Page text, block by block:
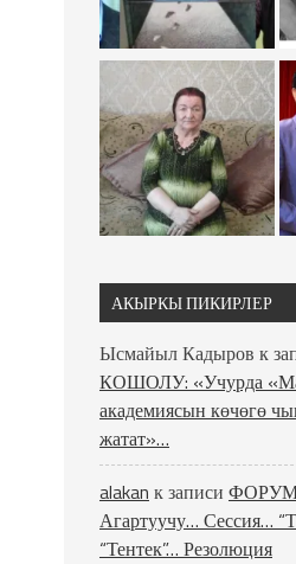
АКЫРКЫ ПИКИРЛЕР
Ысмайыл Кадыров к
КОШОЛУ: «Учурда
академиясын көчөгө
жатат»…
alakan к записи
Агартуучу… Сессия…
“Тентек”… Резолюция